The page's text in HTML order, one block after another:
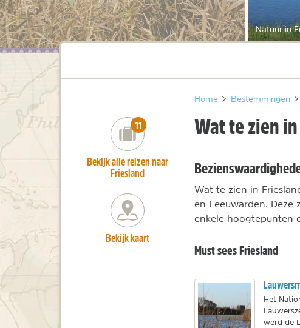
Natuur in
Home > Bestemmingen >
Wat te zien
Wat te zien in
en Leeuwarden. Deze
enkele hoogtepunten
Must sees Friesland
Het
werd de
number_of_trips:
11
Bekijk alle reizen naar
Friesland
Bekijk kaart